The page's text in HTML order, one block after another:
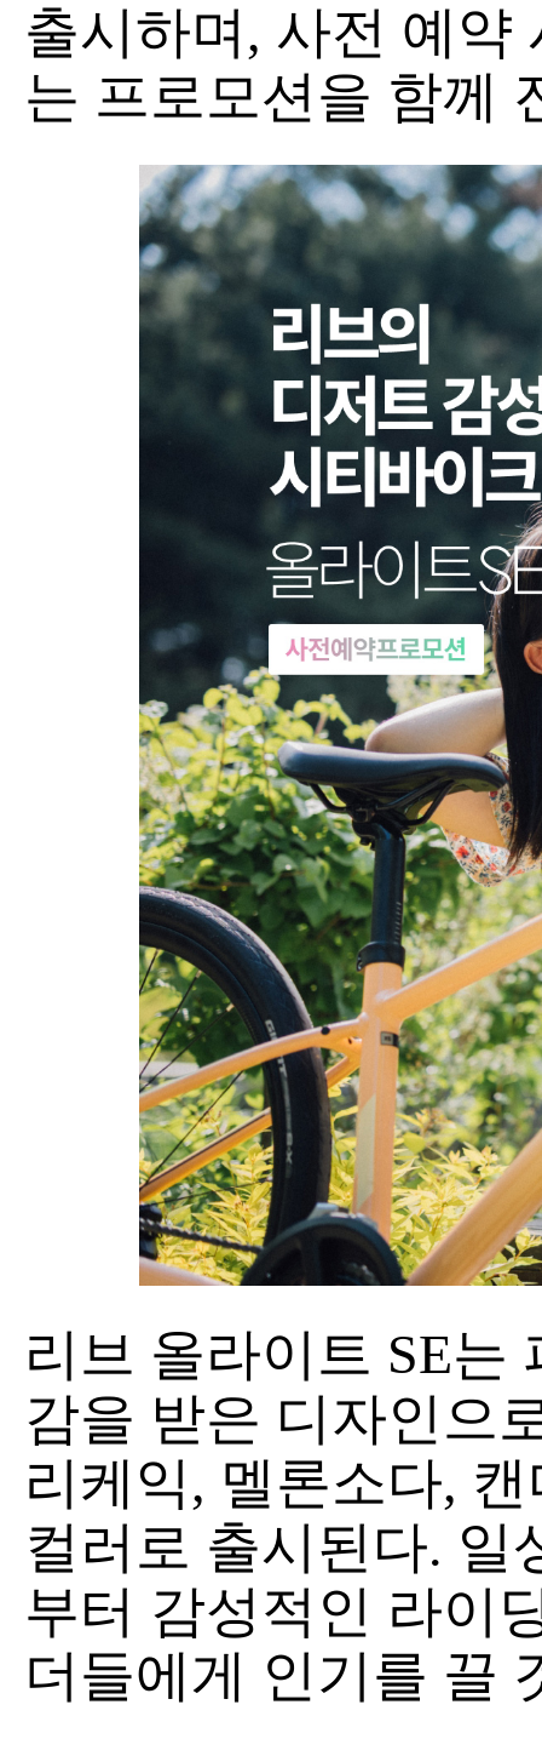
출시하며, 사전 예약
는 프로모션을 함께
리브 올라이트 SE는
감을 받은 디자인으
리케익, 멜론소다,
컬러로 출시된다. 일
부터 감성적인 라이
더들에게 인기를 끌